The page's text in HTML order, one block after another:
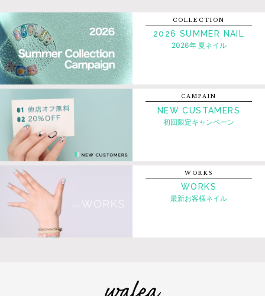
COLLECTION
2026 SUMMER NAIL
2026年 夏ネイル
CAMPAIN
NEW CUSTAMERS
初回限定キャンペーン
WORKS
WORKS
最新お客様ネイル